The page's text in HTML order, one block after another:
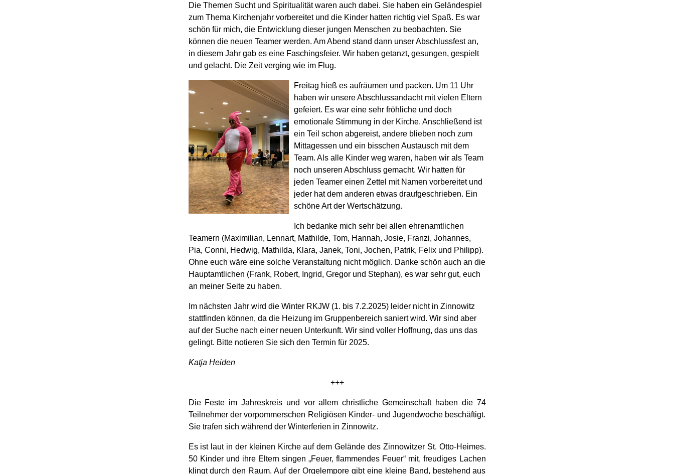
DieThemen Sucht und Spiritualität waren auch dabei. Sie haben ein Geländespiel
zum Thema Kirchenjahr vorbereitet und die Kinder hatten richtig viel Spaß. Es war
schön für mich, die Entwicklung dieser jungen Menschen zu beobachten. Sie
können die neuen Teamerwerden. Am Abend stand dann unser Abschlussfest an,
in diesem Jahr gab es eine Faschingsfeier. Wir haben getanzt, gesungen, gespielt
und gelacht. Die Zeit verging wie im Flug.
Freitag hieß es aufräumen und packen. Um 11 Uhr
haben wir unsere Abschlussandacht mit vielen Eltern
gefeiert. Es war eine sehr fröhliche und doch
emotionale Stimmung in der Kirche. Anschließend ist
ein Teil schon abgereist, andere blieben noch zum
Mittagessen und ein bisschen Austausch mit dem
Team. Als alle Kinder weg waren, haben wir als Team
noch unseren Abschluss gemacht. Wir hatten für
jeden Teamer einen Zettel mit Namen vorbereitet und
jeder hat dem anderen etwas draufgeschrieben. Ein
schöne Artder Wertschätzung.
Ich bedanke mich sehr bei allen ehrenamtlichen
Teamern (Maximilian, Lennart, Mathilde, Tom, Hannah, Josie, Franzi, Johannes,
Pia, Conni, Hedwig, Mathilda, Klara, Janek, Toni, Jochen, Patrik, Felix und Philipp).
Ohne euch wäre eine solche Veranstaltung nicht möglich. Danke schön auch an die
Hauptamtlichen (Frank, Robert, Ingrid, Gregor und Stephan), es war sehr gut, euch
an meiner Seite zu haben.
Im nächsten Jahr wird die Winter RKJW (1. bis 7.2.2025) leider nicht in Zinnowitz
stattfinden können, da die Heizung im Gruppenbereich saniertwird. Wir sind aber
auf der Suche nach einer neuen Unterkunft. Wir sind voller Hoffnung, dasuns das
gelingt. Bitte notieren Sie sich den Termin für 2025.
Katja Heiden
+++
Die Feste im Jahreskreis und vor allem christliche Gemeinschaft haben die 74
Teilnehmer der vorpommerschen Religiösen Kinder- und Jugendwoche beschäftigt.
Sie trafen sich während der Winterferien in Zinnowitz.
Es ist laut in der kleinen Kirche auf dem Gelände des Zinnowitzer St. Otto-Heimes.
50 Kinder und ihre Eltern singen „Feuer, flammendes Feuer“ mit, freudiges Lachen
klingt durch den Raum. Auf der Orgelempore gibt eine kleine Band, bestehend aus